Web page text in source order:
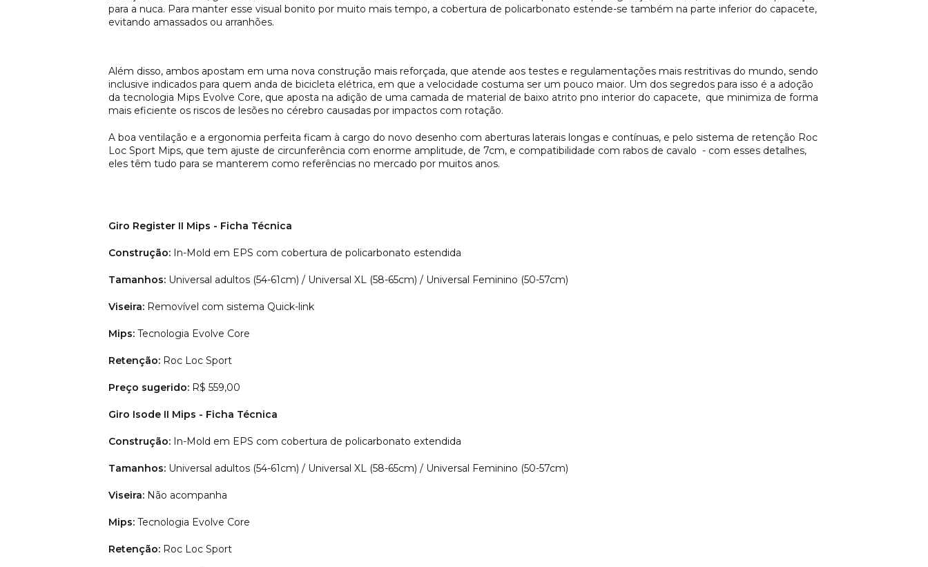
para a nuca. Para manter esse visual bonito por muito mais tempo, a cobertura de policarbonato estende-se também na parte inferior do capacete,
evitando amassados ou arranhões.
Além disso, ambos apostam em uma nova construção mais reforçada, que atende aos testes e regulamentações mais restritivas do mundo, sendo
inclusive indicados para quem anda de bicicleta elétrica, em que a velocidade costuma ser um pouco maior. Um dos segredos para isso é a adoção
da tecnologia Mips Evolve Core, que aposta na adição de uma camada de material de baixo atrito pno interior do capacete, que minimiza de forma
mais eficiente os riscos de lesões no cérebro causadas por impactos com rotação.
A boa ventilação e a ergonomia perfeita ficam à cargo do novo desenho com aberturas laterais longas e contínuas, e pelo sistema de retenção Roc
Loc Sport Mips, que tem ajuste de circunferência com enorme amplitude, de 7cm, e compatibilidade com rabos de cavalo - com esses detalhes,
eles têm tudo para se manterem como referências no mercado por muitos anos.
Giro Register II Mips - Ficha Técnica
Construção: In-Mold em EPS com cobertura de policarbonato estendida
Tamanhos: Universal adultos (54-61cm) / Universal XL (58-65cm) / Universal Feminino (50-57cm)
Viseira: Removível com sistema Quick-link
Mips: Tecnologia Evolve Core
Retenção: Roc Loc Sport
Preço sugerido: R$ 559,00
Giro Isode II Mips - Ficha Técnica
Construção: In-Mold em EPS com cobertura de policarbonato extendida
Tamanhos: Universal adultos (54-61cm) / Universal XL (58-65cm) / Universal Feminino (50-57cm)
Viseira: Não acompanha
Mips: Tecnologia Evolve Core
Retenção: Roc Loc Sport